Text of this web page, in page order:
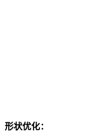
形状优化：